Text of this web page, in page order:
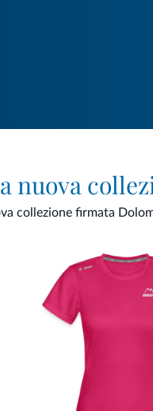
nuova
collezione firmata